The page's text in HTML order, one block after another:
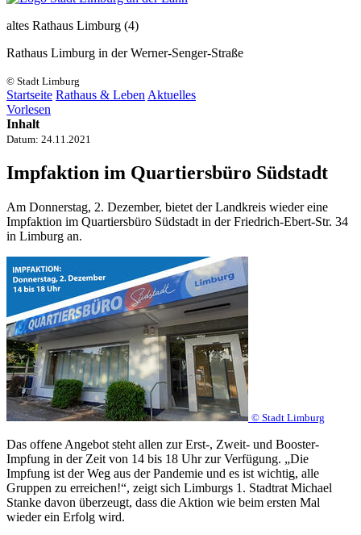
altes Rathaus Limburg (4)
Rathaus Limburg in der Werner-Senger-Straße
© Stadt Limburg
Startseite Rathaus & Leben Aktuelles
Vorlesen
Inhalt
Datum: 24.11.2021
Impfaktion im Quartiersbüro Südstadt
Am Donnerstag, 2. Dezember, bietet der Landkreis wieder eine
Impfaktion im Quartiersbüro Südstadt in der Friedrich-Ebert-Str. 34
in Limburg an.
© Stadt Limburg
Das offene Angebot steht allen zur Erst-, Zweit- und Booster-
Impfung in der Zeit von 14 bis 18 Uhr zur Verfügung. „Die
Impfung ist der Weg aus der Pandemie und es ist wichtig, alle
Gruppen zu erreichen!“, zeigt sich Limburgs 1. Stadtrat Michael
Stanke davon überzeugt, dass die Aktion wie beim ersten Mal
wieder ein Erfolg wird.